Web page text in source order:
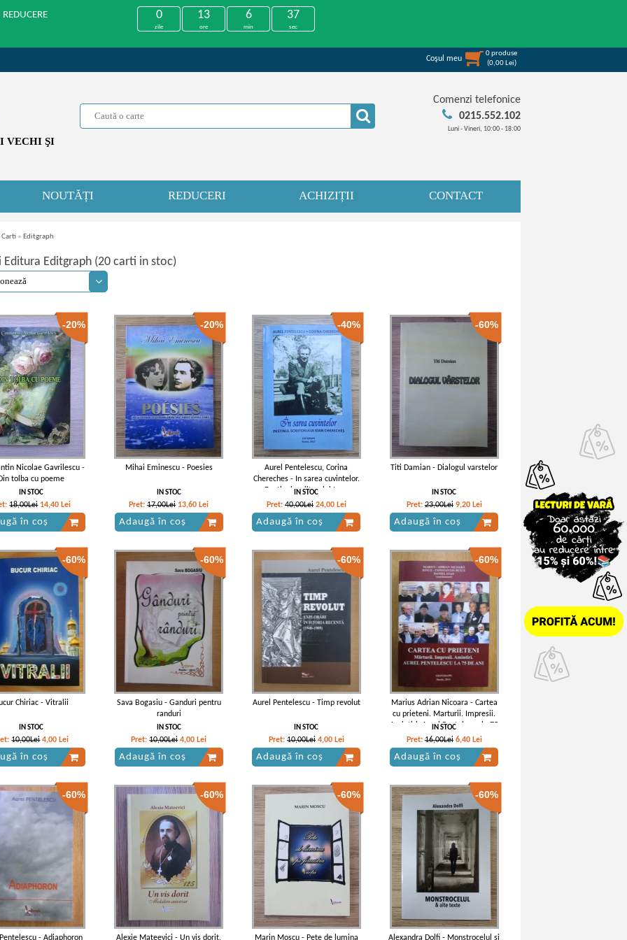
0
zile
13
ore
6
min
36
sec
Coşul meu
0produse
(0,00 Lei)
VECHI ŞI
Comenzi telefonice
0215.552.102
Luni - Vineri, 10:00 - 18:00
NOUTĂȚI REDUCERI ACHIZIȚII CONTACT
» Editgraph
Editura Editgraph (20 carti in stoc)
-20%
Nicolae Gavrilescu -
Din tolba cu poeme
IN STOC
18,00Lei 14,40 Lei
în coș
-20%
Mihai Eminescu - Poesies
IN STOC
Pret:17,00Lei 13,60 Lei
Adaugă în coș
-40%
Aurel Pentelescu, Corina
Chereches - In sarea cuvintelor.
Destinul scriitorului Ioan
Chereches
IN STOC
Pret: 40,00Lei 24,00 Lei
Adaugă în coș
-60%
Titi Damian - Dialogul varstelor
IN STOC
Pret:23,00Lei 9,20 Lei
Adaugă în coș
-60%
Chiriac - Vitralii
IN STOC
10,00Lei 4,00 Lei
în coș
-60%
Sava Bogasiu - Ganduri pentru
randuri
IN STOC
Pret:10,00Lei 4,00 Lei
Adaugă în coș
-60%
Aurel Pentelescu - Timp revolut
IN STOC
Pret: 10,00Lei 4,00 Lei
Adaugă în coș
-60%
Marius Adrian Nicoara - Cartea
cu prieteni. Marturii. Impresii.
Amintiri. Aurel Pentelescu la 75
de ani
IN STOC
Pret:16,00Lei 6,40 Lei
Adaugă în coș
-60%
- Adiaphoron
-60%
Alexie Mateevici - Un vis dorit,
-60%
Marin Moscu - Pete de lumina
-60%
Alexandra Dolfi - Monstrocelul si